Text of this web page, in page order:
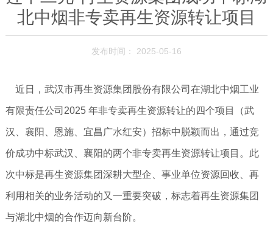
北中烟非专卖再生资源转让项目
发布时间： 2025-05-16
近日，武汉市再生资源集团股份有限公司在湖北中烟工业
有限责任公司2025 年非专卖再生资源转让的四个项目（武
汉、襄阳、恩施、宜昌广水红安）招标中脱颖而出，通过竞
价成功中标武汉、襄阳的两个非专卖再生资源转让项目。此
次中标是再生资源集团深耕大型企、事业单位资源回收、再
利用相关的业务活动的又一重要突破，标志着再生资源集团
与湖北中烟的合作迈向新台阶。